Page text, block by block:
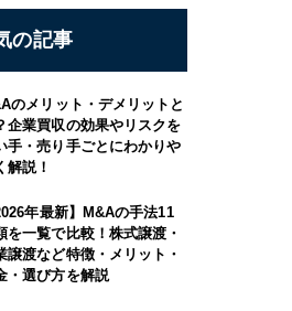
の記事
のメリット・デメリットと
企業買収の効果やリスクを
手・売り手ごとにわかりや
解説！
年最新】M&Aの手法11
を一覧で比較！株式譲渡・
譲渡など特徴・メリット・
・選び方を解説